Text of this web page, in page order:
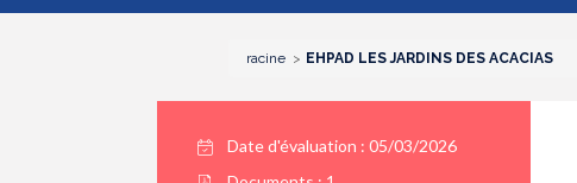
racine EHPAD LES JARDINS DES ACACIAS
Date d'évaluation : 05/03/2026